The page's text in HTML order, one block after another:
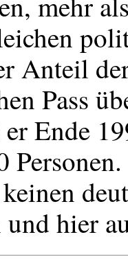
Anteil
Pass
Ende
hier